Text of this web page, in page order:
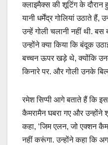
क्लाइमैक्स की शूटिंग के दौरान
यानी धर्मेंद्र गोलियां उठाते
उन्हें गोली चलानी नहीं थी.
उन्होंने क्या किया कि बंदूक
बच्चन ऊपर खड़े थे, क्योंकि
किनारे पर. और गोली उनके
रमेश सिप्पी आगे बताते हैं कि
कैमरामैन घबरा गए और उन्होंने
कहा, ‘जिम एलन, जो एक्शन
नहीं करूंगा. उन्होंने कहा कि